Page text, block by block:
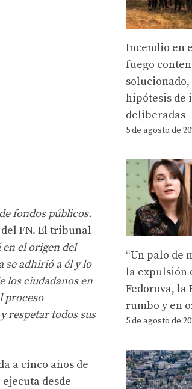
fondos públicos.
FN. El tribunal
en el origen del
se adhirió a él y lo
los ciudadanos en
proceso
respetar todos sus
a cinco años de
desde
Incendio en
fuego
hipótesis de
deliberadas
5 de agosto de
“Un palo de
la expulsión
Fedorova, la
rumbo y en
5 de agosto de